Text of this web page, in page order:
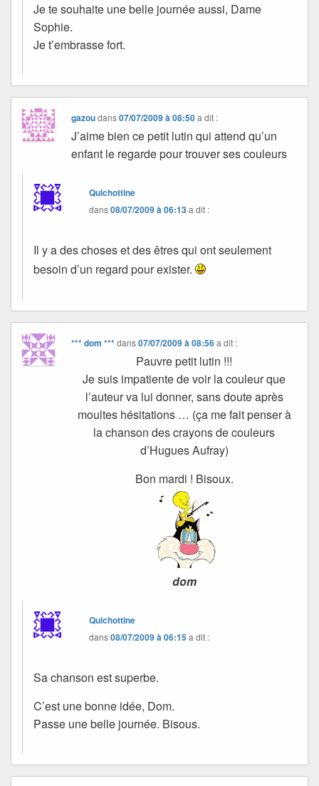
Je te souhaite une belle journée aussi, Dame
Sophie.
Je t’embrasse fort.
gazoudans07/07/2009 à 08:50 a dit :
J’aime bien ce petit lutin qui attend qu’un
enfant le regarde pour trouver ses couleurs
Quichottine
dans08/07/2009 à 06:13a dit :
Il y a des choses et des êtres qui ont seulement
besoin d’un regard pour exister.
*** dom ***dans07/07/2009 à 08:56 a dit :
Pauvre petit lutin !!!
Je suis impatiente de voir la couleur que
l’auteur va lui donner, sans doute après
moultes hésitations … (ça me fait penser à
la chanson des crayons de couleurs
d’Hugues Aufray)
Bon mardi ! Bisoux.
dom
Quichottine
dans08/07/2009 à 06:15a dit :
Sa chanson est superbe.
C’est une bonne idée, Dom.
Passe une belle journée. Bisous.